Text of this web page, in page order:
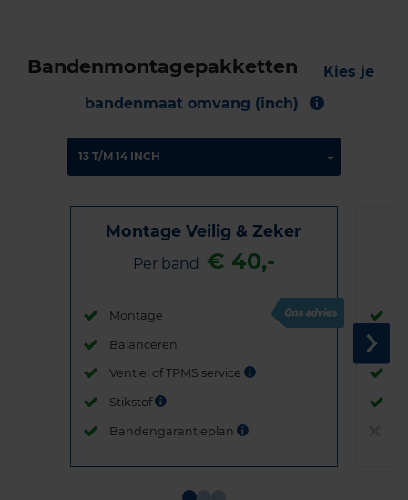
Bandenmontagepakketten
Kies je
bandenmaat omvang (inch)
Montage Veilig & Zeker
Per band € 40,-
Montage
Balanceren
Ventiel of TPMS service
Stikstof
Bandengarantieplan